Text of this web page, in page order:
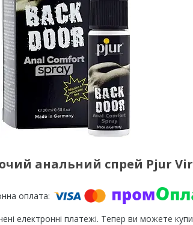
анальний спрей Pjur
електронні платежі. Тепер ви можете